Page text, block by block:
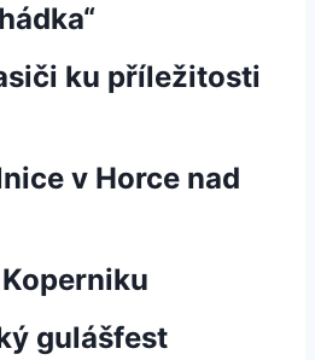
ku příležitosti
v Horce nad
gulášfest